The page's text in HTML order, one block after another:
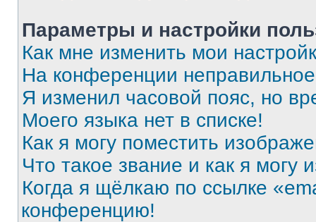
Параметры и настройки
Как мне изменить мои
На конференции
Я изменил часовой пояс, но
Моего языка нет в списке!
Как я могу поместить
Что такое звание и как я могу
Когда я щёлкаю по ссылке
конференцию!